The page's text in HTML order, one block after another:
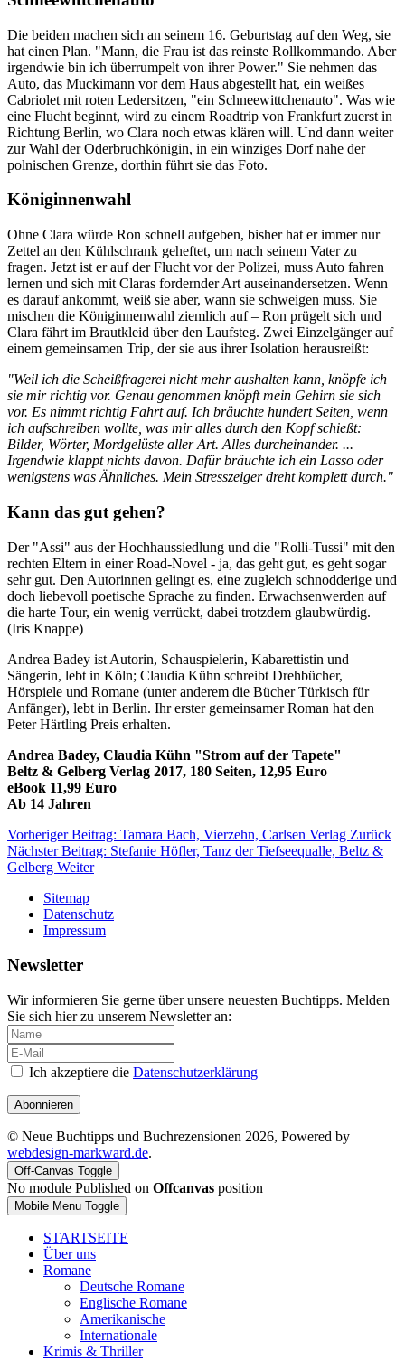
Die beiden machen sich an seinem 16. Geburtstag auf den Weg, sie
hat einen Plan. "Mann, die Frau ist das reinste Rollkommando. Aber
irgendwie bin ich überrumpelt von ihrer Power." Sie nehmen das
Auto, das Muckimann vor dem Haus abgestellt hat, ein weißes
Cabriolet mit roten Ledersitzen, "ein Schneewittchenauto". Was wie
eine Flucht beginnt, wird zu einem Roadtrip von Frankfurt zuerst in
Richtung Berlin, wo Clara noch etwas klären will. Und dann weiter
zur Wahl der Oderbruchkönigin, in ein winziges Dorf nahe der
polnischen Grenze, dorthin führt sie das Foto.
Königinnenwahl
Ohne Clara würde Ron schnell aufgeben, bisher hat er immer nur
Zettel an den Kühlschrank geheftet, um nach seinem Vater zu
fragen. Jetzt ist er auf der Flucht vor der Polizei, muss Auto fahren
lernen und sich mit Claras fordernder Art auseinandersetzen. Wenn
es darauf ankommt, weiß sie aber, wann sie schweigen muss. Sie
mischen die Königinnenwahl ziemlich auf – Ron prügelt sich und
Clara fährt im Brautkleid über den Laufsteg. Zwei Einzelgänger auf
einem gemeinsamen Trip, der sie aus ihrer Isolation herausreißt:
"Weil ich die Scheißfragerei nicht mehr aushalten kann, knöpfe ich
sie mir richtig vor. Genau genommen knöpft mein Gehirn sie sich
vor. Es nimmt richtig Fahrt auf. Ich bräuchte hundert Seiten, wenn
ich aufschreiben wollte, was mir alles durch den Kopf schießt:
Bilder, Wörter, Mordgelüste aller Art. Alles durcheinander. ...
Irgendwie klappt nichts davon. Dafür bräuchte ich ein Lasso oder
wenigstens was Ähnliches. Mein Stresszeiger dreht komplett durch."
Kann das gut gehen?
Der "Assi" aus der Hochhaussiedlung und die "Rolli-Tussi" mit den
rechten Eltern in einer Road-Novel - ja, das geht gut, es geht sogar
sehr gut. Den Autorinnen gelingt es, eine zugleich schnodderige und
doch liebevoll poetische Sprache zu finden. Erwachsenwerden auf
die harte Tour, ein wenig verrückt, dabei trotzdem glaubwürdig.
(Iris Knappe)
Andrea Badey ist Autorin, Schauspielerin, Kabarettistin und
Sängerin, lebt in Köln; Claudia Kühn schreibt Drehbücher,
Hörspiele und Romane (unter anderem die Bücher Türkisch für
Anfänger), lebt in Berlin. Ihr erster gemeinsamer Roman hat den
Peter Härtling Preis erhalten.
Andrea Badey, Claudia Kühn "Strom auf der Tapete"
Beltz & Gelberg Verlag 2017, 180 Seiten, 12,95 Euro
eBook 11,99 Euro
Ab 14 Jahren
Vorheriger Beitrag: Tamara Bach, Vierzehn, Carlsen Verlag Zurück
Nächster Beitrag: Stefanie Höfler, Tanz der Tiefseequalle, Beltz &
Gelberg Weiter
Sitemap
Datenschutz
Impressum
Newsletter
Wir informieren Sie gerne über unsere neuesten Buchtipps. Melden
Sie sich hier zu unserem Newsletter an:
Ich akzeptiere die Datenschutzerklärung
Abonnieren
© Neue Buchtipps und Buchrezensionen 2026, Powered by
webdesign-markward.de.
Off-Canvas Toggle
No module Published on Offcanvas position
Mobile Menu Toggle
STARTSEITE
Über uns
Romane
Deutsche Romane
Englische Romane
Amerikanische
Internationale
Krimis & Thriller